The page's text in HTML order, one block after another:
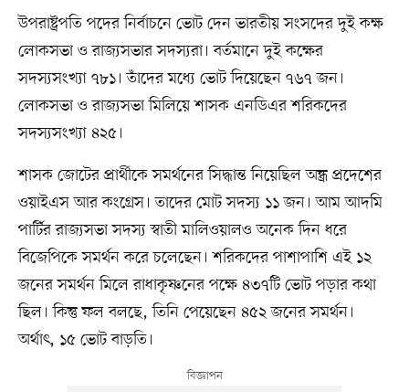
উপরাষ্ট্রপতি পদের নির্বাচনে ভোট দেন ভারতীয় সংসদের দুই কক্ষ
লোকসভা ও রাজ্যসভার সদস্যরা। বর্তমানে দুই কক্ষের
সদস্যসংখ্যা ৭৮১। তাঁদের মধ্যে ভোট দিয়েছেন ৭৬৭ জন।
লোকসভা ও রাজ্যসভা মিলিয়ে শাসক এনডিএর শরিকদের
সদস্যসংখ্যা ৪২৫।
শাসক জোটের প্রার্থীকে সমর্থনের সিদ্ধান্ত নিয়েছিল অন্ধ্র প্রদেশের
ওয়াইএস আর কংগ্রেস। তাদের মোট সদস্য ১১ জন। আম আদমি
পার্টির রাজ্যসভা সদস্য স্বাতী মালিওয়ালও অনেক দিন ধরে
বিজেপিকে সমর্থন করে চলেছেন। শরিকদের পাশাপাশি এই ১২
জনের সমর্থন মিলে রাধাকৃষ্ণনের পক্ষে ৪৩৭টি ভোট পড়ার কথা
ছিল। কিন্তু ফল বলছে, তিনি পেয়েছেন ৪৫২ জনের সমর্থন।
অর্থাৎ, ১৫ ভোট বাড়তি।